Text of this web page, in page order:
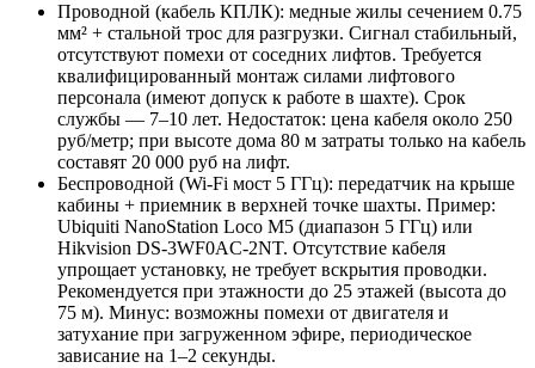
Проводной (кабель КПЛК): медные жилы сечением 0.75
мм² + стальной трос для разгрузки. Сигнал стабильный,
отсутствуют помехи от соседних лифтов. Требуется
квалифицированный монтаж силами лифтового
персонала (имеют допуск к работе в шахте). Срок
службы — 7–10 лет. Недостаток: цена кабеля около 250
руб/метр; при высоте дома 80 м затраты только на кабель
составят 20 000 руб на лифт.
Беспроводной (Wi-Fi мост 5 ГГц): передатчик на крыше
кабины + приемник в верхней точке шахты. Пример:
Ubiquiti NanoStation Loco M5 (диапазон 5 ГГц) или
Hikvision DS-3WF0AC-2NT. Отсутствие кабеля
упрощает установку, не требует вскрытия проводки.
Рекомендуется при этажности до 25 этажей (высота до
75 м). Минус: возможны помехи от двигателя и
затухание при загруженном эфире, периодическое
зависание на 1–2 секунды.